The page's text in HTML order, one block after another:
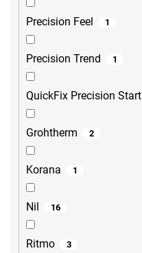
Precision Feel 1
Precision Trend 1
QuickFix Precision Start
Grohtherm 2
Korana 1
Nil 16
Ritmo 3